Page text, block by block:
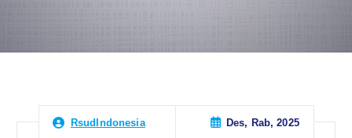
RsudIndonesia Des, Rab, 2025